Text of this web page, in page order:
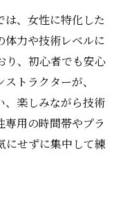
は、女性に特化した
体力や技術レベルに
り、初心者でも安心
トラクターが、
、楽しみながら技術
専用の時間帯やプラ
にせずに集中して練